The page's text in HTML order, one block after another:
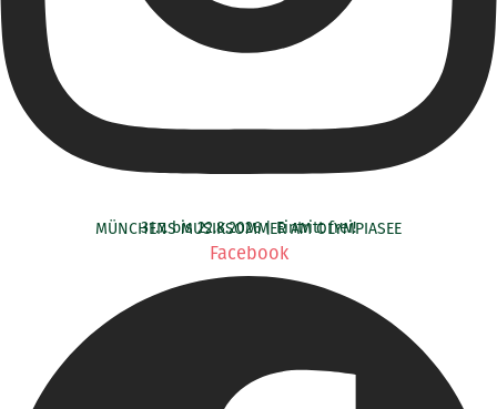
MÜNCHENS MUSIKSOMMER AM OLYMPIASEE
31.7. bis 22.8.2026 | Eintritt frei!
Facebook